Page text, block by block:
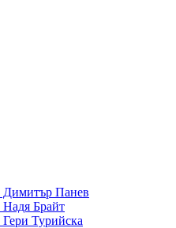
Димитър Панев
Надя Брайт
Турийска